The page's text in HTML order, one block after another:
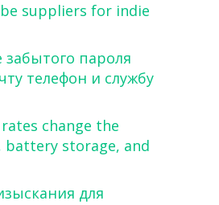
suppliers for indie
забытого пароля
телефон и службу
change the
battery storage, and
для